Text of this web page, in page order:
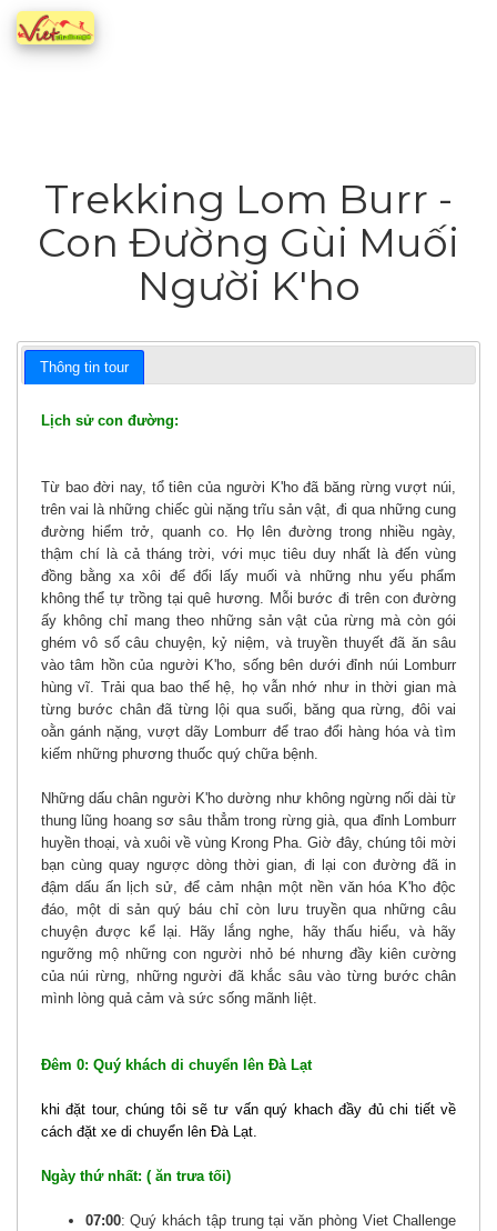
Trekking Lom Burr -
Con Đường Gùi Muối
Người K'ho
Thông tin tour
Lịch sử con đường:
Từ bao đời nay, tổ tiên của người K'ho đã băng rừng vượt núi,
trên vai là những chiếc gùi nặng trĩu sản vật, đi qua những cung
đường hiểm trở, quanh co. Họ lên đường trong nhiều ngày,
thậm chí là cả tháng trời, với mục tiêu duy nhất là đến vùng
đồng bằng xa xôi để đổi lấy muối và những nhu yếu phẩm
không thể tự trồng tại quê hương. Mỗi bước đi trên con đường
ấy không chỉ mang theo những sản vật của rừng mà còn gói
ghém vô số câu chuyện, kỷ niệm, và truyền thuyết đã ăn sâu
vào tâm hồn của người K'ho, sống bên dưới đỉnh núi Lomburr
hùng vĩ. Trải qua bao thế hệ, họ vẫn nhớ như in thời gian mà
từng bước chân đã từng lội qua suối, băng qua rừng, đôi vai
oằn gánh nặng, vượt dãy Lomburr để trao đổi hàng hóa và tìm
kiếm những phương thuốc quý chữa bệnh.
Những dấu chân người K'ho dường như không ngừng nối dài từ
thung lũng hoang sơ sâu thẳm trong rừng già, qua đỉnh Lomburr
huyền thoại, và xuôi về vùng Krong Pha. Giờ đây, chúng tôi mời
bạn cùng quay ngược dòng thời gian, đi lại con đường đã in
đậm dấu ấn lịch sử, để cảm nhận một nền văn hóa K'ho độc
đáo, một di sản quý báu chỉ còn lưu truyền qua những câu
chuyện được kể lại. Hãy lắng nghe, hãy thấu hiểu, và hãy
ngưỡng mộ những con người nhỏ bé nhưng đầy kiên cường
của núi rừng, những người đã khắc sâu vào từng bước chân
mình lòng quả cảm và sức sống mãnh liệt.
Đêm 0: Quý khách di chuyển lên Đà Lạt
khi đặt tour, chúng tôi sẽ tư vấn quý khach đầy đủ chi tiết về
cách đặt xe di chuyển lên Đà Lạt.
Ngày thứ nhất: ( ăn trưa tối)
07:00: Quý khách tập trung tại văn phòng Viet Challenge